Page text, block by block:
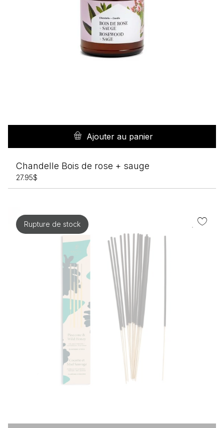
Ajouter au panier
Chandelle Bois de rose + sauge
27.95$
Rupture de stock